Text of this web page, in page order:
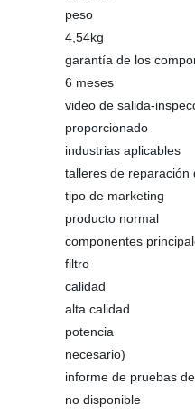
peso
4,54kg
garantía de los
6 meses
video de salida-
proporcionado
industrias aplicables
talleres de
tipo de marketing
producto normal
componentes
filtro
calidad
alta calidad
potencia
necesario)
informe de pruebas
no disponible